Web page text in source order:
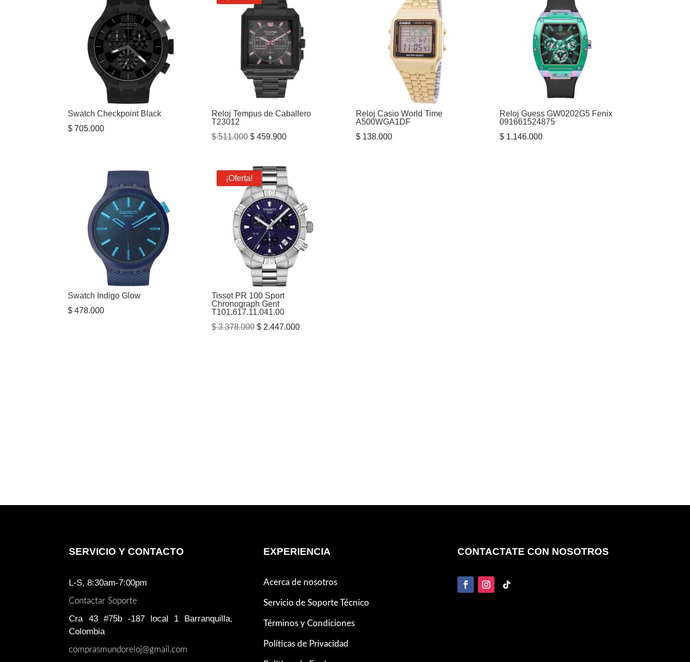
Swatch Checkpoint Black
$ 705.000
Reloj Tempus de Caballero
T23012
$511.000 El
era:
$ 511.000.
$ 459.900El
es:
$ 459.900.
Reloj Casio World Time
A500WGA1DF
$138.000
Reloj Guess GW0202G5 Fenix
091661524875
$1.146.000
Swatch Indigo Glow
$ 478.000
¡Oferta!
Tissot PR 100 Sport
Chronograph Gent
T101.617.11.041.00
$3.378.000 El
$ 2.447.000El
SERVICIO Y CONTACTO
L-S, 8:30am-7:00pm
Contactar Soporte
Cra 43 #75b -187 local 1 Barranquilla,
Colombia
comprasmundoreloj@gmail.com
EXPERIENCIA
Acerca de nosotros
Servicio de Soporte Técnico
Términos y Condiciones
Políticas de Privacidad
CONTACTATE CON NOSOTROS